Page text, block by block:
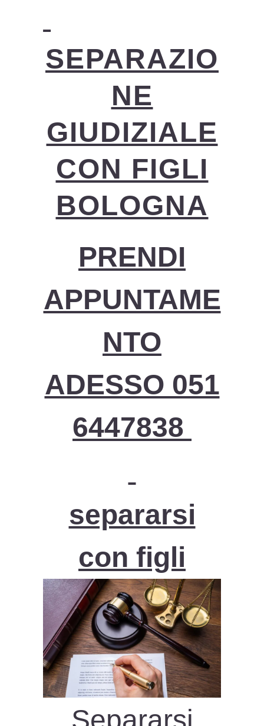
SEPARAZIO
NE
GIUDIZIALE
CON FIGLI
BOLOGNA
PRENDI
APPUNTAME
NTO
ADESSO 051
6447838
separarsi
con figli